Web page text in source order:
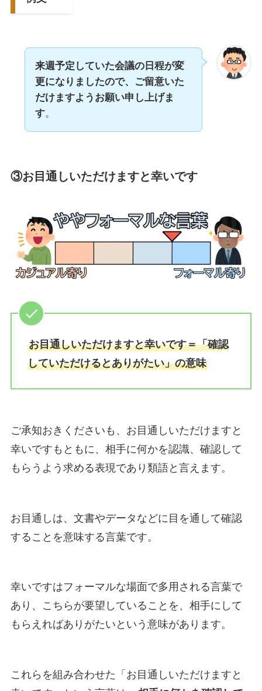
来週予定していた会議の日程が変
更になりましたので、ご留意いた
だけますようお願い申し上げま
す。
③お目通しいただけますと幸いです
お目通しいただけますと幸いです＝「確認
していただけるとありがたい」の意味
ご承知おきくださいも、お目通しいただけますと
幸いですもともに、相手に何かを認識、確認して
もらうよう求める表現であり類語と言えます。
お目通しは、文書やデータなどに目を通して確認
することを意味する言葉です。
幸いですはフォーマルな場面で多用される言葉で
あり、こちらが要望していることを、相手にして
もらえればありがたいという意味があります。
これらを組み合わせた「お目通しいただけますと